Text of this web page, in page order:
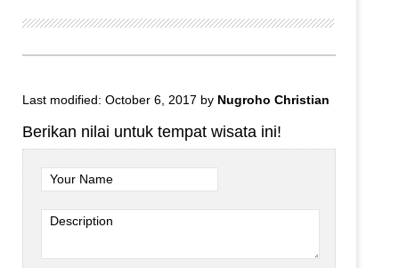
Last modified: October 6, 2017 by Nugroho Christian
Berikan nilai untuk tempat wisata ini!
Your Name
Description